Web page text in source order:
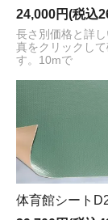
24,000円(税込
長さ別価格と詳
真をクリックして
す。10mで
体育館シート